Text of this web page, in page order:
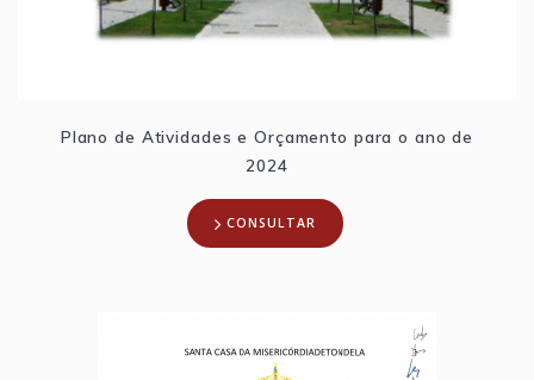
Plano de Atividades e Orçamento para o ano de
2024
CONSULTAR